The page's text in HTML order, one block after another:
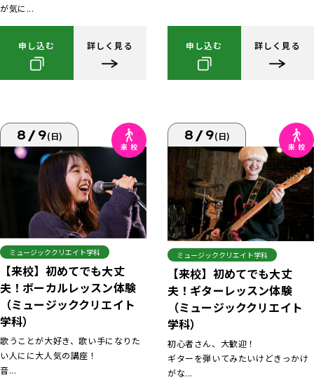
が気に...
申し込む 詳しく見る 申し込む 詳しく見る
8/9(日)
ミュージッククリエイト学科
【来校】初めてでも大丈
夫！ボーカルレッスン体験
（ミュージッククリエイト
学科）
歌うことが大好き、歌い手になりた
い人にに大人気の講座！
音...
8/9(日)
ミュージッククリエイト学科
【来校】初めてでも大丈
夫！ギターレッスン体験
（ミュージッククリエイト
学科）
初心者さん、大歓迎！
ギターを弾いてみたいけどきっかけ
がな...